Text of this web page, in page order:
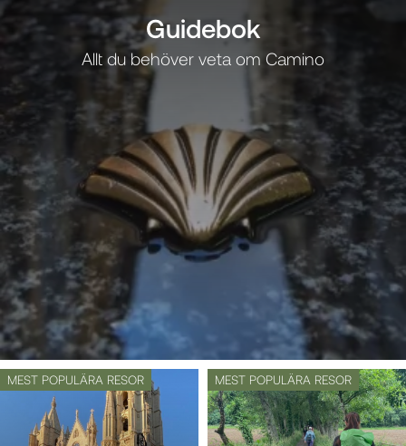
Guidebok
Allt du behöver veta om Camino
MEST POPULÄRA RESOR MEST POPULÄRA RESOR